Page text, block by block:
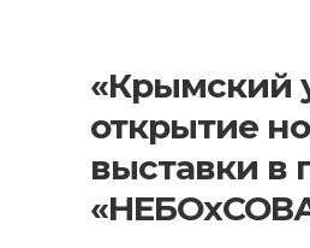
«Крымский
открытие
выставки в